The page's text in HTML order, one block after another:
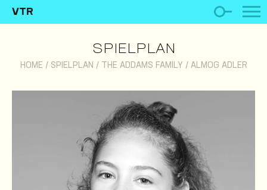
VTR
SPIELPLAN
HOME / SPIELPLAN / THE ADDAMS FAMILY / ALMOG ADLER